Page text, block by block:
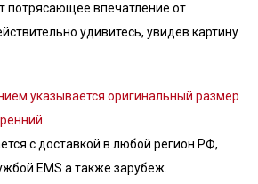
потрясающее впечатление от
удивитесь, увидев картину
указывается оригинальный размер
с доставкой в любой регион РФ,
EMS а также зарубеж.